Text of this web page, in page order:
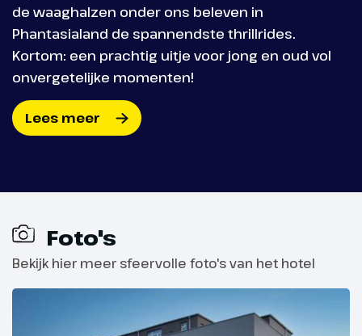
de waaghalzen onder ons beleven in
Phantasialand de spannendste thrillrides.
Kortom: een prachtig uitje voor jong en oud vol
onvergetelijke momenten!
Lees meer
Foto's
Bekijk hier meer sfeervolle foto's van het hotel